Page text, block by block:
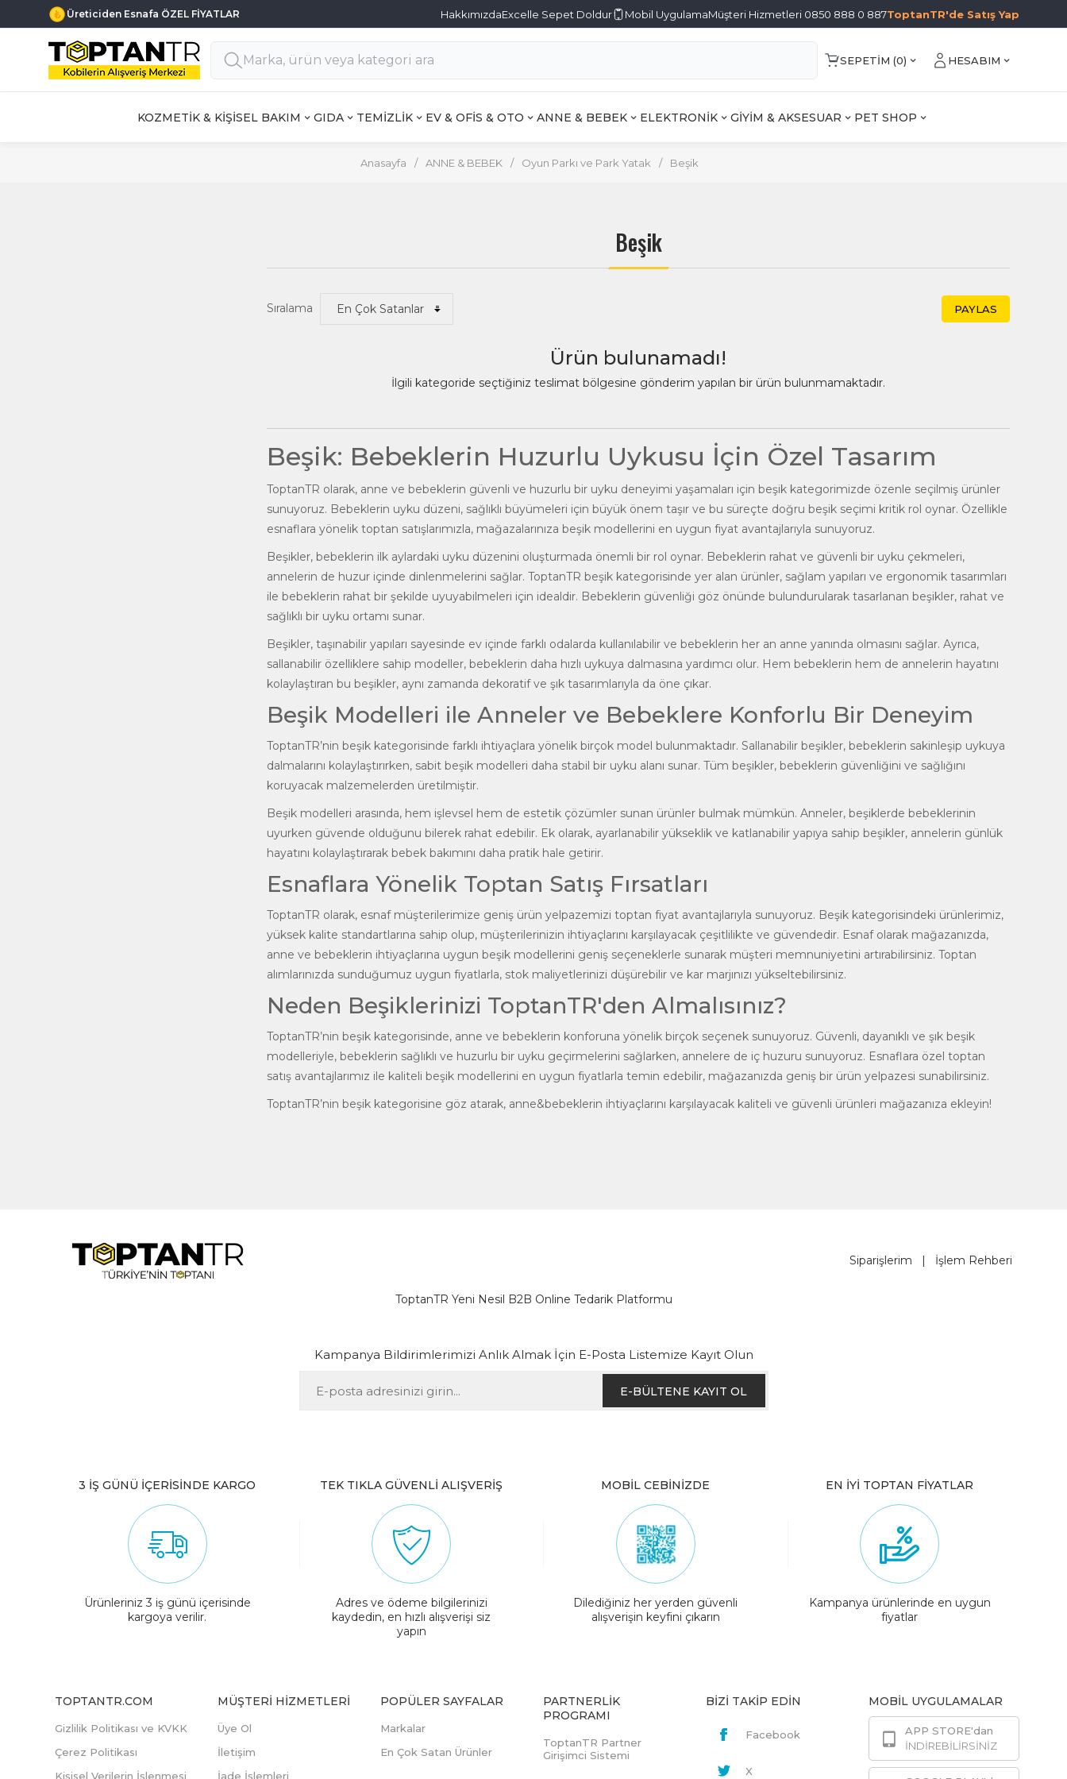
Üreticiden Esnafa ÖZEL FİYATLAR HakkımızdaExcelle Sepet Doldur Mobil UygulamaMüşteri Hizmetleri 0850 888 0 887ToptanTR'de Satış Yap
SEPETIM (0) HESABIM
KOZMETİK & KİŞİSEL BAKIM GIDA TEMİZLİK EV & OFİS & OTO ANNE & BEBEK ELEKTRONİK GİYİM & AKSESUAR PET SHOP
Anasayfa / ANNE & BEBEK / Oyun Parkı ve Park Yatak / Beşik
Beşik
Sıralama PAYLAS
Ürün bulunamadı!
İlgili kategoride seçtiğiniz teslimat bölgesine gönderim yapılan bir ürün bulunmamaktadır.
Beşik: Bebeklerin Huzurlu Uykusu İçin Özel Tasarım
ToptanTR olarak, anne ve bebeklerin güvenli ve huzurlu bir uyku deneyimi yaşamaları için beşik kategorimizde özenle seçilmiş ürünler
sunuyoruz. Bebeklerin uyku düzeni, sağlıklı büyümeleri için büyük önem taşır ve bu süreçte doğru beşik seçimi kritik rol oynar. Özellikle
esnaflara yönelik toptan satışlarımızla, mağazalarınıza beşik modellerini en uygun fiyat avantajlarıyla sunuyoruz.
Beşikler, bebeklerin ilk aylardaki uyku düzenini oluşturmada önemli bir rol oynar. Bebeklerin rahat ve güvenli bir uyku çekmeleri,
annelerin de huzur içinde dinlenmelerini sağlar. ToptanTR beşik kategorisinde yer alan ürünler, sağlam yapıları ve ergonomik tasarımları
ile bebeklerin rahat bir şekilde uyuyabilmeleri için idealdir. Bebeklerin güvenliği göz önünde bulundurularak tasarlanan beşikler, rahat ve
sağlıklı bir uyku ortamı sunar.
Beşikler, taşınabilir yapıları sayesinde ev içinde farklı odalarda kullanılabilir ve bebeklerin her an anne yanında olmasını sağlar. Ayrıca,
sallanabilir özelliklere sahip modeller, bebeklerin daha hızlı uykuya dalmasına yardımcı olur. Hem bebeklerin hem de annelerin hayatını
kolaylaştıran bu beşik ler, aynı zamanda dekoratif ve şık tasarımlarıyla da öne çıkar.
Beşik Modelleri ile Anneler ve Bebeklere Konforlu Bir Deneyim
ToptanTR’nin beşik kategorisinde farklı ihtiyaçlara yönelik birçok model bulunmaktadır. Sallanabilir beşikler, bebeklerin sakinleşip uykuya
dalmalarını kolaylaştırırken, sabit beşik modelleri daha stabil bir uyku alanı sunar. Tüm beşikler, bebeklerin güvenliğini ve sağlığını
koruyacak malzemelerden üretilmiştir.
Beşik modelleri arasında, hem işlevsel hem de estetik çözümler sunan ürünler bulmak mümkün. Anneler, beşiklerde bebeklerinin
uyurken güvende olduğunu bilerek rahat edebilir. Ek olarak, ayarlanabilir yükseklik ve katlanabilir yapıya sahip beşikler, annelerin günlük
hayatını kolaylaştırarak bebek bakımını daha pratik hale getirir.
Esnaflara Yönelik Toptan Satış Fırsatları
ToptanTR olarak, esnaf müşterilerimize geniş ürün yelpazemizi toptan fiyat avantajlarıyla sunuyoruz. Beşik kategorisindeki ürünlerimiz,
yüksek kalite standartlarına sahip olup, müşterilerinizin ihtiyaçlarını karşılayacak çeşitlilikte ve güvendedir. Esnaf olarak mağazanızda,
anne ve bebeklerin ihtiyaçlarına uygun beşik modellerini geniş seçeneklerle sunarak müşteri memnuniyetini artırabilirsiniz. Toptan
alımlarınızda sunduğumuz uygun fiyatlarla, stok maliyetlerinizi düşürebilir ve kar marjınızı yükseltebilirsiniz.
Neden Beşiklerinizi ToptanTR'den Almalısınız?
ToptanTR’nin beşik kategorisinde, anne ve bebeklerin konforuna yönelik birçok seçenek sunuyoruz. Güvenli, dayanıklı ve şık beşik
modelleriyle, bebeklerin sağlıklı ve huzurlu bir uyku geçirmelerini sağlarken, annelere de iç huzuru sunuyoruz. Esnaflara özel toptan
satış avantajlarımız ile kaliteli beşik modellerini en uygun fiyatlarla temin edebilir, mağazanızda geniş bir ürün yelpazesi sunabilirsiniz.
ToptanTR’nin beşik kategorisine göz atarak, anne&bebek lerin ihtiyaçlarını karşılayacak kaliteli ve güvenli ürünleri mağazanıza ekleyin!
Siparişlerim İşlem Rehberi
ToptanTR Yeni Nesil B2B Online Tedarik Platformu
Kampanya Bildirimlerimizi Anlık Almak İçin E-Posta Listemize Kayıt Olun
E-BÜLTENE KAYIT OL
3 İŞ GÜNÜ İÇERİSİNDE KARGO
Ürünleriniz 3 iş günü içerisinde
kargoya verilir.
TEK TIKLA GÜVENLİ ALIŞVERİŞ
Adres ve ödeme bilgilerinizi
kaydedin, en hızlı alışverişi siz
yapın
MOBİL CEBİNİZDE
Dilediğiniz her yerden güvenli
alışverişin keyfini çıkarın
EN İYİ TOPTAN FİYATLAR
Kampanya ürünlerinde en uygun
fiyatlar
TOPTANTR.COM
Gizlilik Politikası ve KVKK
Çerez Politikası
Kişisel Verilerin İşlenmesi
MÜŞTERI HIZMETLERI
Üye Ol
İletişim
İade İşlemleri
POPÜLER SAYFALAR
Markalar
En Çok Satan Ürünler
PARTNERLIK
PROGRAMI
ToptanTR Partner
Girişimci Sistemi
BİZİ TAKİP EDİN
Facebook
X
MOBİL UYGULAMALAR
APP STORE'dan
İNDİREBİLİRSİNİZ